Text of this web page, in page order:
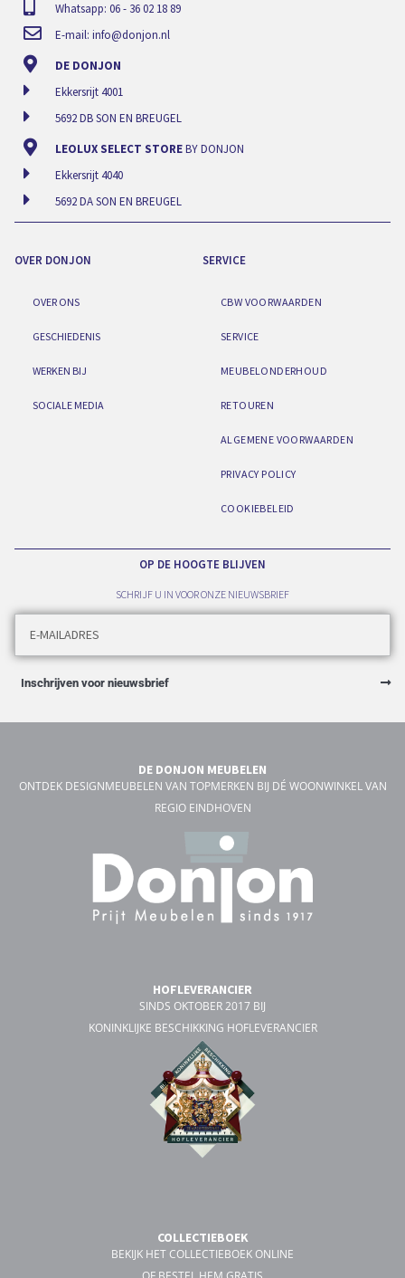
Whatsapp: 06 - 36 02 18 89
E-mail: info@donjon.nl
DE DONJON
Ekkersrijt 4001
5692 DB SON EN BREUGEL
LEOLUX SELECT STOREBY DONJON
Ekkersrijt 4040
5692 DA SON EN BREUGEL
OVER DONJON
OVER ONS
GESCHIEDENIS
WERKEN BIJ
SOCIALE MEDIA
SERVICE
CBW VOORWAARDEN
SERVICE
MEUBELONDERHOUD
RETOUREN
ALGEMENE VOORWAARDEN
PRIVACY POLICY
COOKIEBELEID
OP DE HOOGTE BLIJVEN
SCHRIJF U IN VOOR ONZE NIEUWSBRIEF
Inschrijven voor nieuwsbrief
DE DONJON MEUBELEN
ONTDEK DESIGNMEUBELEN VAN TOPMERKEN BIJ DÉ WOONWINKEL VAN
REGIO EINDHOVEN
HOFLEVERANCIER
SINDS OKTOBER 2017 BIJ
KONINKLIJKE BESCHIKKING HOFLEVERANCIER
COLLECTIEBOEK
BEKIJK HET COLLECTIEBOEK ONLINE